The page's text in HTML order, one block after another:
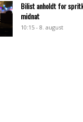
Bilist anholdt for
midnat
10:15 - 8. august